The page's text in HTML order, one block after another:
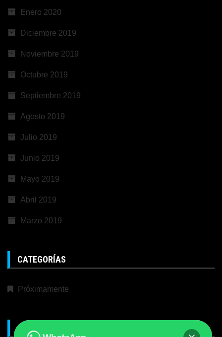
Enero 2020
Diciembre 2019
Noviembre 2019
Octubre 2019
Septiembre 2019
Agosto 2019
Julio 2019
Junio 2019
Mayo 2019
Abril 2019
Marzo 2019
CATEGORÍAS
Próximamente
META